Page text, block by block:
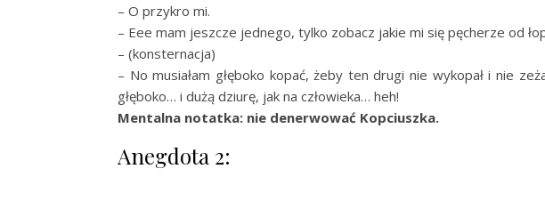
– O przykro mi.
– Eee mam jeszcze jednego, tylko zobacz jakie mi się pęcherze od
– (konsternacja)
– No musiałam głęboko kopać, żeby ten drugi nie wykopał i nie
głęboko… i dużą dziurę, jak na człowieka… heh!
Mentalna notatka: nie denerwować Kopciuszka.
Anegdota 2: